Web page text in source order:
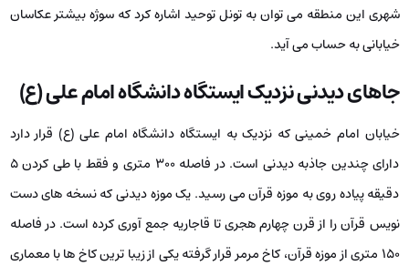
شهری این منطقه می توان به تونل توحید اشاره کرد که سوژه بیشتر عکاسان
خیابانی به حساب می آید.
جاهای دیدنی نزدیک ایستگاه دانشگاه امام علی (ع)
خیابان امام خمینی که نزدیک به ایستگاه دانشگاه امام علی (ع) قرار دارد
دارای چندین جاذبه دیدنی است. در فاصله ۳۰۰ متری و فقط با طی کردن ۵
دقیقه پیاده روی به موزه قرآن می رسید. یک موزه دیدنی که نسخه های دست
نویس قرآن را از قرن چهارم هجری تا قاجاریه جمع آوری کرده است. در فاصله
۱۵۰ متری از موزه قرآن، کاخ مرمر قرار گرفته یکی از زیبا ترین کاخ ها با معماری